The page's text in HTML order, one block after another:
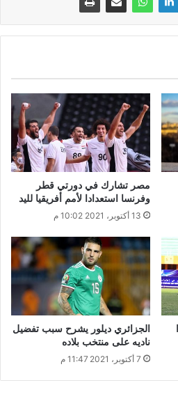
مصر تشارك في دورتي قطر
وفرنسا استعدادا لأمم أفريقيا لليد
13 أكتوبر، 2021 10:02 م
الجزائري ديلور يشرح سبب تفضيل
ناديه على منتخب بلاده
7 أكتوبر، 2021 11:47 م